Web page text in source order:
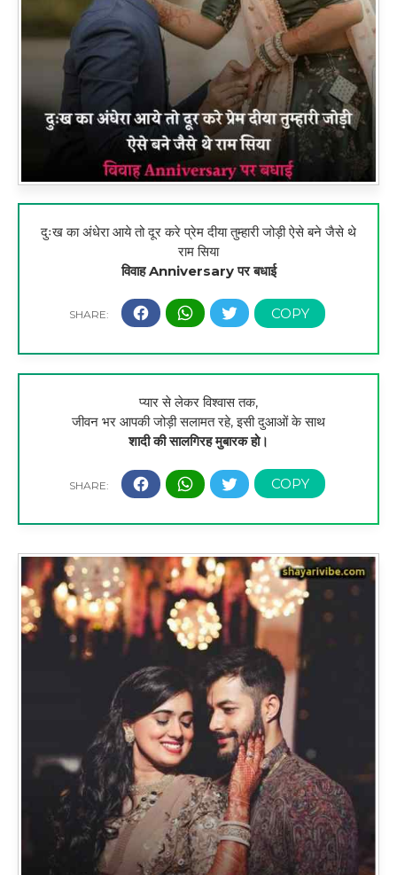
दुःख का अंधेरा आये तो दूर करे प्रेम दीया तुम्हारी जोड़ी ऐसे बने जैसे थे
राम सिया
विवाह Anniversary पर बधाई
प्यार से लेकर विश्वास तक,
जीवन भर आपकी जोड़ी सलामत रहे, इसी दुआओं के साथ
शादी की सालगिरह मुबारक हो।